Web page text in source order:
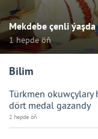
Mekdebe çenli
1 hepde öň
Bilim
Türkmen okuwçylary
dört medal gazandy
2 hepde öň